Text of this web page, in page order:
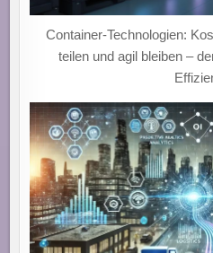
Container-Technologien:
teilen und agil bleiben –